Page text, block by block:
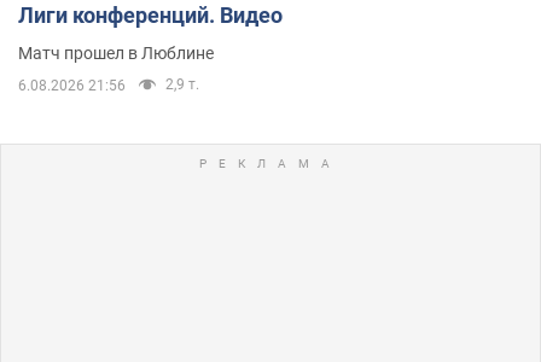
Лиги конференций. Видео
Матч прошел в Люблине
6.08.2026 21:56 2,9 т.